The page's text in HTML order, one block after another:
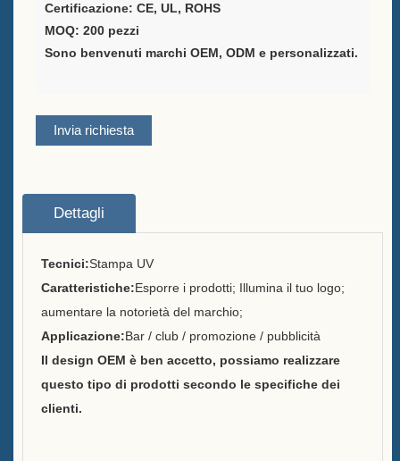
Accessori per barra
Informazioni
Servizio
Marchi che servivamo
La nostra squadra
Catalogo
Certificazione: CE, UL, ROHS
MOQ: 200 pezzi
Sono benvenuti marchi OEM, ODM e personalizzati.
Invia richiesta
Dettagli
Tecnici:Stampa UV
Caratteristiche:Esporre i prodotti; Illumina il tuo logo;
aumentare la notorietà del marchio;
Applicazione:Bar / club / promozione / pubblicità
Il design OEM è ben accetto, possiamo realizzare
questo tipo di prodotti secondo le specifiche dei
clienti.